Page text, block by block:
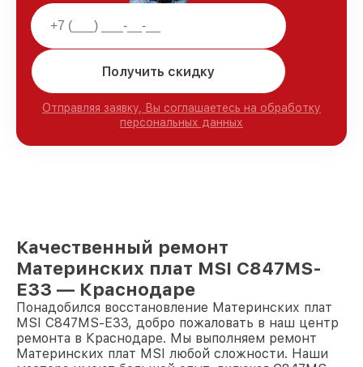
Получить скидку
Отправляя заявку, Вы соглашаетесь на обработку
персональных данных
Качественный ремонт
Материнских плат MSI C847MS-
E33 — Краснодаре
Понадобился восстановление Материнских плат
MSI C847MS-E33, добро пожаловать в наш центр
ремонта в Краснодаре. Мы выполняем ремонт
Материнских плат MSI любой сложности. Наши